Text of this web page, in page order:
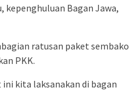
kepenghuluan Bagan Jawa,
ratusan paket sembako
PKK.
kita laksanakan di bagan